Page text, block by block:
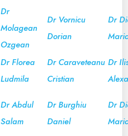
Dr
Molagean
Ozgean
Dr Vornicu
Dorian
Dr
Dr Florea
Ludmila
Dr Caraveteanu
Cristian
Dr
Dr Abdul
Salam
Dr Burghiu
Daniel
Dr